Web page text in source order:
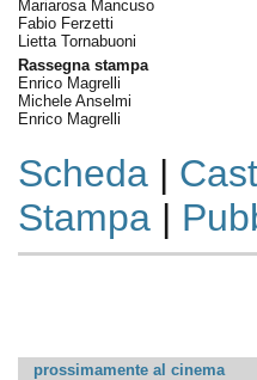
Mariarosa Mancuso
Fabio Ferzetti
Lietta Tornabuoni
Rassegna stampa
Enrico Magrelli
Michele Anselmi
Enrico Magrelli
Scheda| Cast
Stampa|
prossimamente al cinema